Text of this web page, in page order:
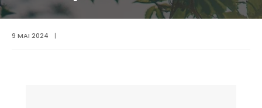
9 MAI 2024 |